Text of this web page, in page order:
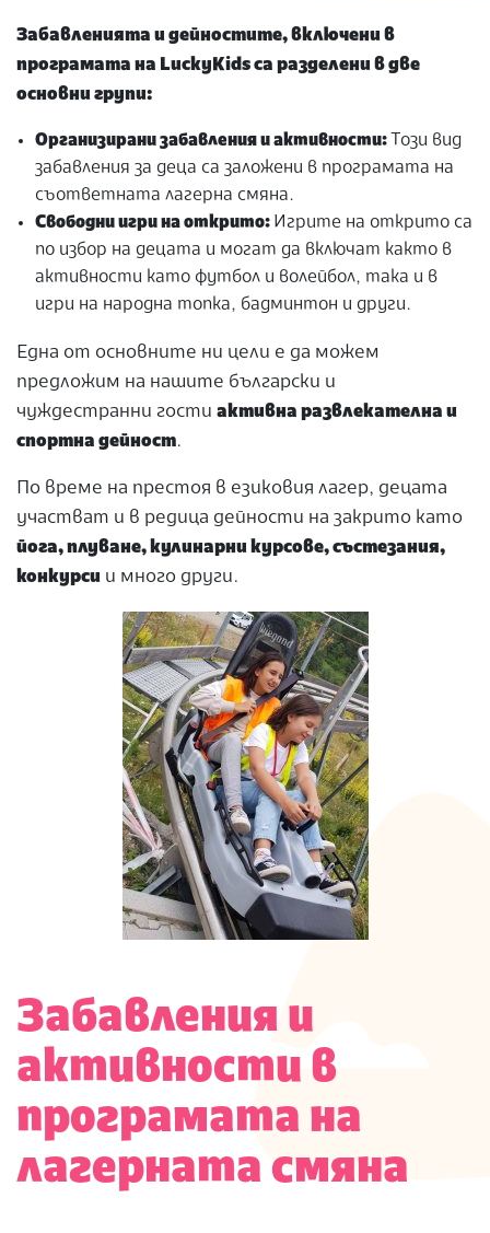
Забавленията и дейностите, включени в
програмата на LuckyKids са разделени в две
основни групи:
Организирани забавления и активности: Този вид
забавления за деца са заложени в програмата на
съответната лагерна смяна.
Свободни игри на открито: Игрите на открито са
по избор на децата и могат да включат както в
активности като футбол и волейбол, така и в
игри на народна топка, бадминтон и други.
Една от основните ни цели е да можем
предложим на нашите български и
чуждестранни гости активна развлекателна и
спортна дейност.
По време на престоя в езиковия лагер, децата
участват и в редица дейности на закрито като
йога, плуване, кулинарни курсове, състезания,
конкурси и много други.
Забавления и
активности в
програмата на
лагерната смяна